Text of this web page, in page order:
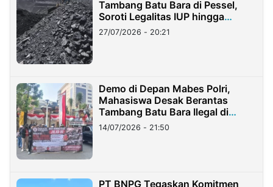
Tambang Batu Bara di Pessel,
Soroti Legalitas IUP hingga
Stockpile
27/07/2026 - 20:21
Demo di Depan Mabes Polri,
Mahasiswa Desak Berantas
Tambang Batu Bara Ilegal di
Lampung
14/07/2026 - 21:50
PT BNPG Tegaskan Komitmen